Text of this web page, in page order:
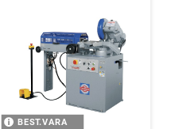
BEST.VARA